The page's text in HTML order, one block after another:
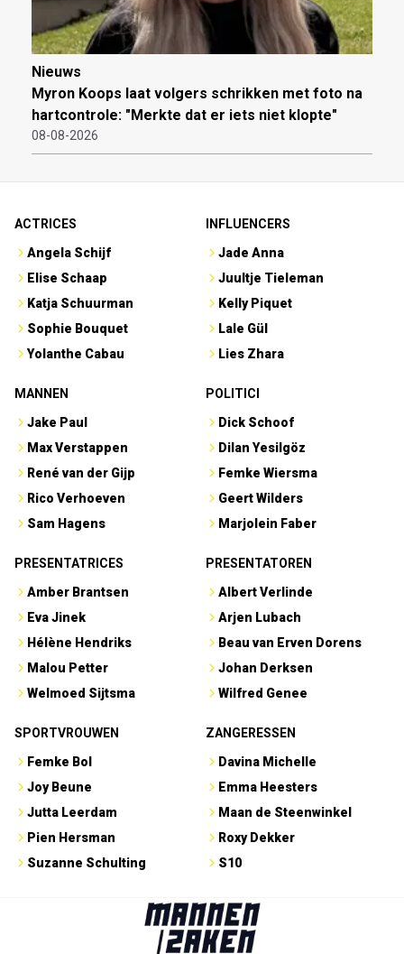
Nieuws
Myron Koops laat volgers schrikken met foto na
hartcontrole: "Merkte dat er iets niet klopte"
08-08-2026
ACTRICES
Angela Schijf
Elise Schaap
Katja Schuurman
Sophie Bouquet
Yolanthe Cabau
INFLUENCERS
Jade Anna
Juultje Tieleman
Kelly Piquet
Lale Gül
Lies Zhara
MANNEN
Jake Paul
Max Verstappen
René van der Gijp
Rico Verhoeven
Sam Hagens
POLITICI
Dick Schoof
Dilan Yesilgöz
Femke Wiersma
Geert Wilders
Marjolein Faber
PRESENTATRICES
Amber Brantsen
Eva Jinek
Hélène Hendriks
Malou Petter
Welmoed Sijtsma
PRESENTATOREN
Albert Verlinde
Arjen Lubach
Beau van Erven Dorens
Johan Derksen
Wilfred Genee
SPORTVROUWEN
Femke Bol
Joy Beune
Jutta Leerdam
Pien Hersman
Suzanne Schulting
ZANGERESSEN
Davina Michelle
Emma Heesters
Maan de Steenwinkel
Roxy Dekker
S10